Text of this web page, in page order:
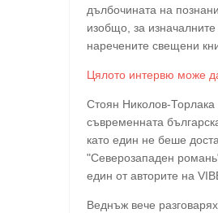
дълбочината на
изобщо, за
наречените свещени
Цялото интервю може
Стоян Николов-Торлака
съвременната
като един не беше
"Северозападен
един от авторите на
Веднъж вече